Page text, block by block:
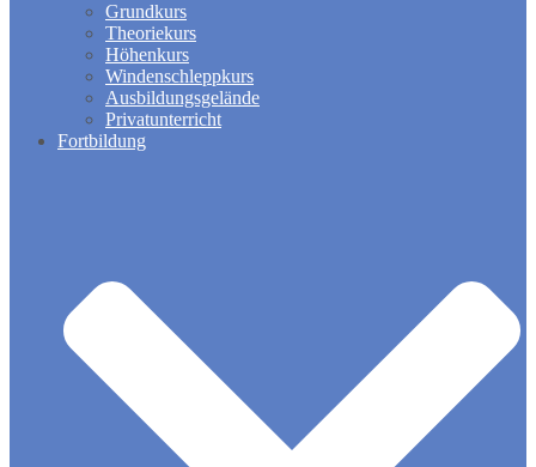
Grundkurs
Theoriekurs
Höhenkurs
Windenschleppkurs
Ausbildungsgelände
Privatunterricht
Fortbildung